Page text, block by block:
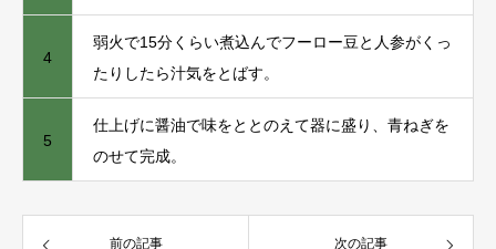
4
弱火で15分くらい煮込んでフーロー豆と人参がくっ
たりしたら汁気をとばす。
5
仕上げに醤油で味をととのえて器に盛り、青ねぎを
のせて完成。
前の記事 次の記事